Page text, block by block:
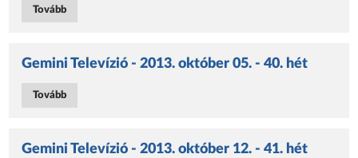
Tovább
Gemini Televízió - 2013. október 05. - 40. hét
Tovább
Gemini Televízió - 2013. október 12. - 41. hét